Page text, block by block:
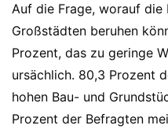
Auf die Frage, worauf
Großstädten beruhen
Prozent, das zu geringe
ursächlich. 80,3 Prozent
hohen Bau- und
Prozent der Befragten